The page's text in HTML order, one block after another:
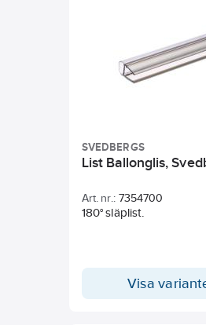
SVEDBERGS
List Ballonglis,
Art. nr.: 7354700
180° släplist.
Visa